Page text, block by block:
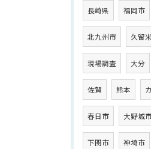
長崎県 福岡市
北九州市 久留
現場調査 大分
佐賀 熊本
春日市 大野城
下関市 神埼市